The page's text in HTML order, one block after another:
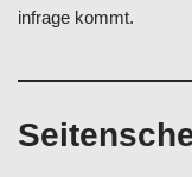
infrage kommt.